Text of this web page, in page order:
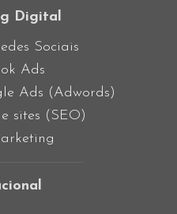
Digital
Sociais
Ads
Ads (Adwords)
sites (SEO)